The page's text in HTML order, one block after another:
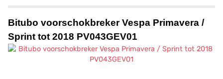
Bitubo voorschokbreker Vespa Primavera /
Sprint tot 2018 PV043GEV01